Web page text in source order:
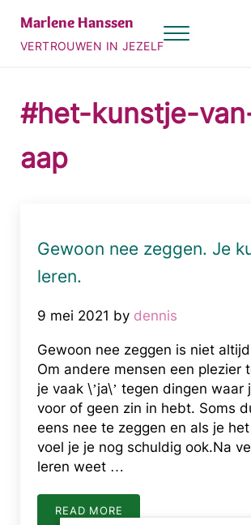
Marlene Hanssen
VERTROUWEN IN JEZELF Menu
#het-kunstje-
aap
Gewoon nee zeggen. Je
leren.
9 mei 2021 by dennis
Gewoon nee zeggen is niet
Om andere mensen een plezier
je vaak \’ja\’ tegen dingen waar
voor of geen zin in hebt. Soms
eens nee te zeggen en als je
voel je je nog schuldig ook.Na
leren weet …
READ MOREGEWOON NEE ZEGGEN. JE